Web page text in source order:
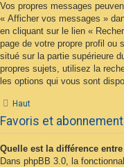
Vos propres messages
« Afficher vos messages »
en cliquant sur le lien «
page de votre propre profil ou
situé sur la partie supérieure
propres sujets, utilisez la
les options qui vous sont
Haut
Favoris et
Quelle est la différence
Dans phpBB 3.0, la